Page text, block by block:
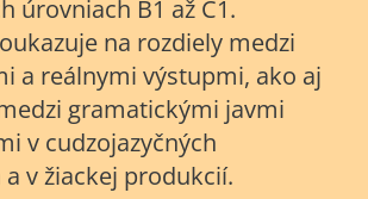
úrovniach B1 až C1.
na rozdiely medzi
a reálnymi výstupmi, ako aj
gramatickými javmi
v cudzojazyčných
v žiackej produkcií.